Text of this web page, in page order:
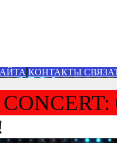
КОНТАКТЫ